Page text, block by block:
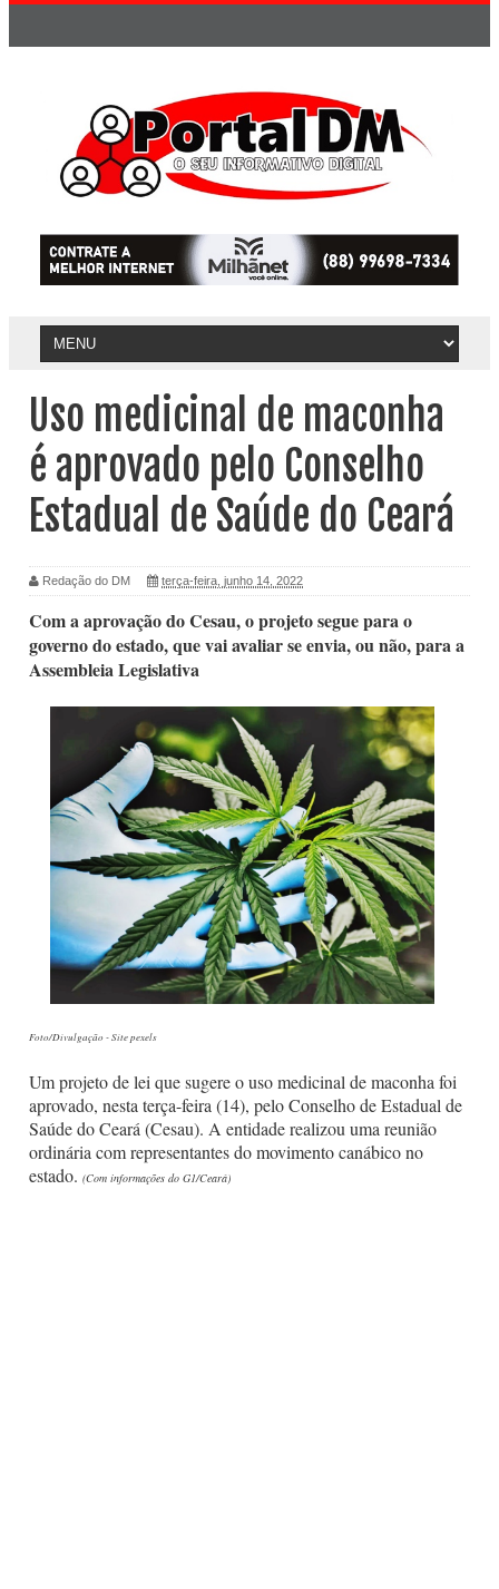
Uso medicinal de maconha
é aprovado pelo Conselho
Estadual de Saúde do Ceará
Redação do DM terça-feira, junho 14, 2022
Com a aprovação do Cesau, o projeto segue para o
governo do estado, que vai avaliar se envia, ou não, para a
Assembleia Legislativa
Foto/Divulgação - Site pexels
Um projeto de lei que sugere o uso medicinal de maconha foi
aprovado, nesta terça-feira (14), pelo Conselho de Estadual de
Saúde do Ceará (Cesau). A entidade realizou uma reunião
ordinária com representantes do movimento canábico no
estado. (Com informações do G1/Ceará)